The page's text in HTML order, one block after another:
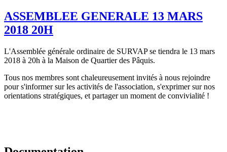
ASSEMBLEE GENERALE 13 MARS
2018 20H
L'Assemblée générale ordinaire de SURVAP se tiendra le 13 mars
2018 à 20h à la Maison de Quartier des Pâquis.
Tous nos membres sont chaleureusement invités à nous rejoindre
pour s'informer sur les activités de l'association, s'exprimer sur nos
orientations stratégiques, et partager un moment de convivialité !